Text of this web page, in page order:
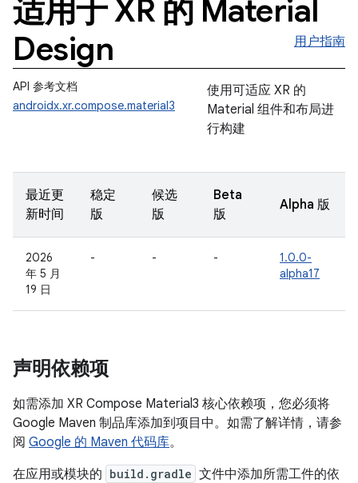
适用于 XR 的 Material
Design
用户指南
API 参考文档
androidx.xr.compose.material3
使用可适应 XR 的
Material 组件和布局进
行构建
最近更
新时间
稳定
版
候选
版
Beta
版
Alpha 版
2026
年 5 月
19 日
- - -
1.0.0-
alpha17
声明依赖项
如需添加 XR Compose Material3 核心依赖项，您必须将
Google Maven 制品库添加到项目中。如需了解详情，请参
阅 Google 的 Maven 代码库。
在应用或模块的 build.gradle 文件中添加所需工件的依